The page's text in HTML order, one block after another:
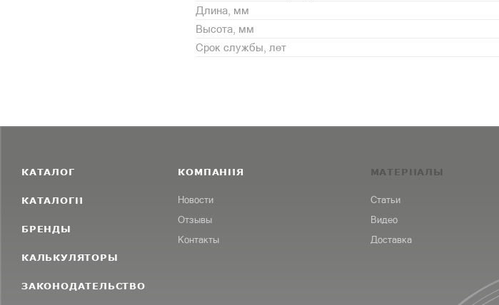
Длина, мм
Высота, мм
Срок службы, лет
КАТАЛОГ
КАТАЛОГИ
БРЕНДЫ
КАЛЬКУЛЯТОРЫ
ЗАКОНОДАТЕЛЬСТВО
КОМПАНИЯ
Новости
Отзывы
Контакты
МАТЕРИАЛЫ
Статьи
Видео
Доставка